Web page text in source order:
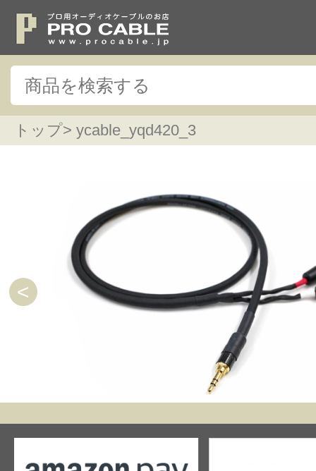
トップ> ycable_yqd420_3